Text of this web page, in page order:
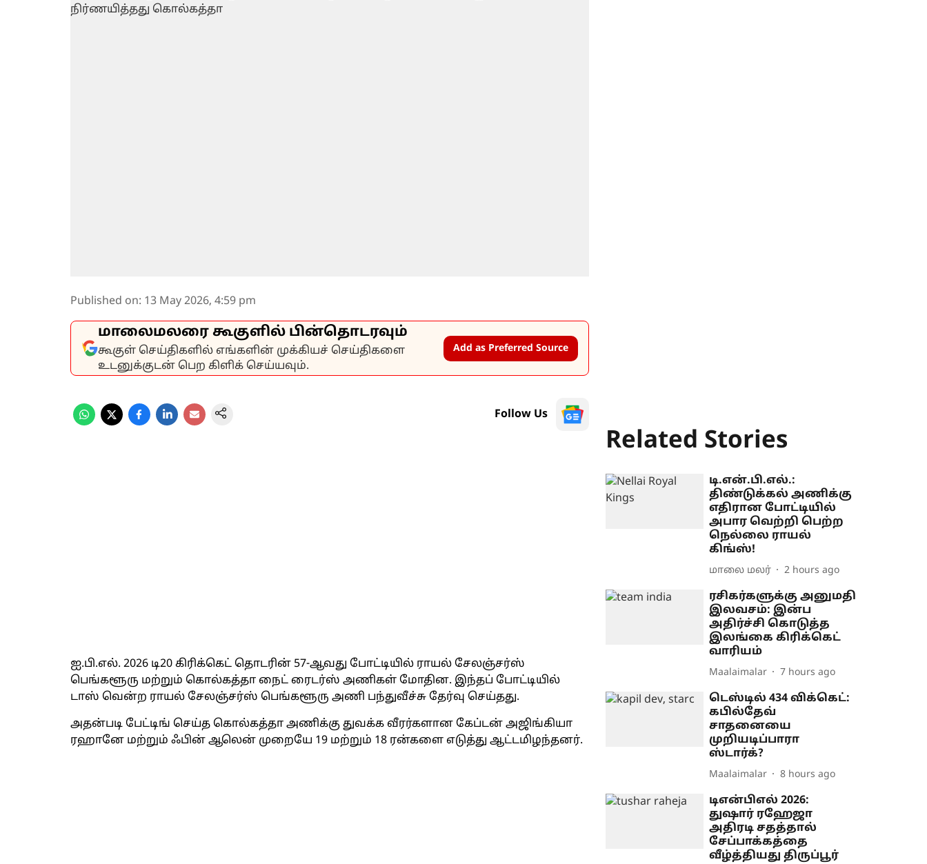
Published on: 13 May 2026, 4:59 pm
மாலைமலரை கூகுளில் பின்தொடரவும்
கூகுள் செய்திகளில் எங்களின் முக்கியச் செய்திகளை
உடனுக்குடன் பெற கிளிக் செய்யவும்.
Add as Preferred Source
Follow Us
ஐ.பி.எல். 2026 டி20 கிரிக்கெட் தொடரின் 57-ஆவது போட்டியில் ராயல் சேலஞ்சர்ஸ்
பெங்களூரு மற்றும் கொல்கத்தா நைட் ரைடர்ஸ் அணிகள் மோதின. இந்தப் போட்டியில்
டாஸ் வென்ற ராயல் சேலஞ்சர்ஸ் பெங்களூரு அணி பந்துவீச்சு தேர்வு செய்தது.
அதன்படி பேட்டிங் செய்த கொல்கத்தா அணிக்கு துவக்க வீரர்களான கேப்டன் அஜிங்கியா
ரஹானே மற்றும் ஃபின் ஆலென் முறையே 19 மற்றும் 18 ரன்களை எடுத்து ஆட்டமிழந்தனர்.
Related Stories
டி.என்.பி.எல்.:
திண்டுக்கல் அணிக்கு
எதிரான போட்டியில்
அபார வெற்றி பெற்ற
நெல்லை ராயல்
கிங்ஸ்!
மாலை மலர் 2 hours ago
ரசிகர்களுக்கு அனுமதி
இலவசம்: இன்ப
அதிர்ச்சி கொடுத்த
இலங்கை கிரிக்கெட்
வாரியம்
Maalaimalar 7 hours ago
டெஸ்டில் 434 விக்கெட்:
கபில்தேவ்
சாதனையை
முறியடிப்பாரா
ஸ்டார்க்?
Maalaimalar 8 hours ago
டிஎன்பிஎல் 2026:
துஷார் ரஹேஜா
அதிரடி சதத்தால்
சேப்பாக்கத்தை
வீழ்த்தியது திருப்பூர்